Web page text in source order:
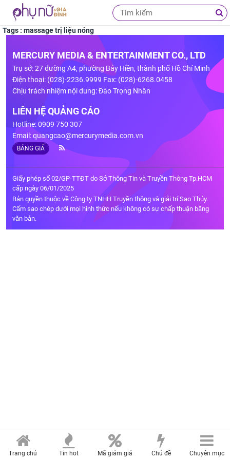
Tags : massage trị liệu nóng
MERCURY MEDIA & ENTERTAINMENT CO., LTD
Trụ sở: 27 đường A4, phường Bảy Hiền, thành phố Hồ Chí Minh
Điện thoại: (028)-2236.9999 Fax: (028)-6268.0458
Chịu trách nhiệm nội dung: Đào Trọng Nhân
LIÊN HỆ QUẢNG CÁO
Hotline: 0909 750 307
Email:quangcao@mercurymedia.com.vn
BẢNG GIÁ
Giấy phép số 02/GP-TTĐT do Sở Thông Tin và Truyền Thông Tp.HCM
cấp ngày 06/01/2025
Bản quyền thuộc về Công ty TNHH Truyền thông và giải trí Sao Thủy.
Cấm sao chép dưới mọi hình thức nếu không có sự chấp thuận bằng
văn bản.
Trang chủ Tin hot Mã giảm giá Chủ đề Chuyên mục